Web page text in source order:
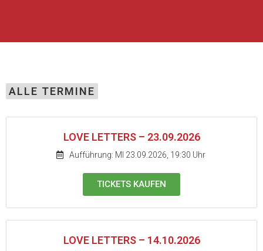
ALLE TERMINE
LOVE LETTERS – 23.09.2026
Aufführung: MI 23.09.2026, 19:30 Uhr
TICKETS KAUFEN
LOVE LETTERS – 14.10.2026